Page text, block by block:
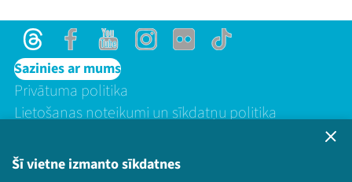
Šī vietne izmanto sīkdatnes
ThreadsFacebookYoutubeInstagram
Flick TikTok
Sazinies ar mums
Privātuma politika
Lietošanas noteikumi un sīkdatņu politika
© 2026 Sarunu festivāls LAMPA Visas tiesības